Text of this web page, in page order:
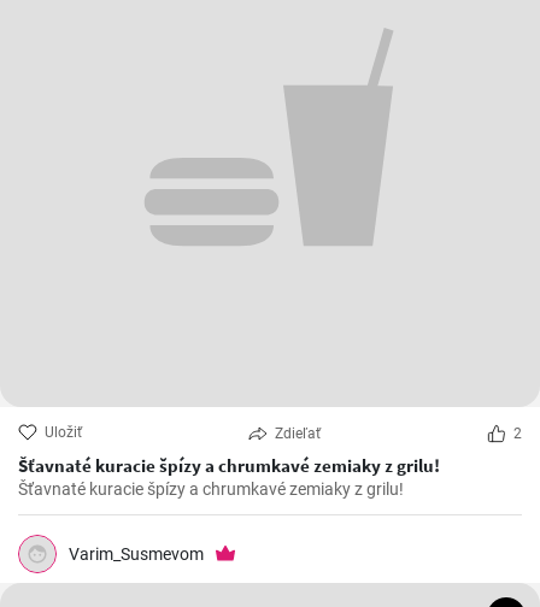
Uložiť Zdieľať 2
Šťavnaté kuracie špízy a chrumkavé zemiaky z grilu!
Šťavnaté kuracie špízy a chrumkavé zemiaky z grilu!
Varim_Susmevom